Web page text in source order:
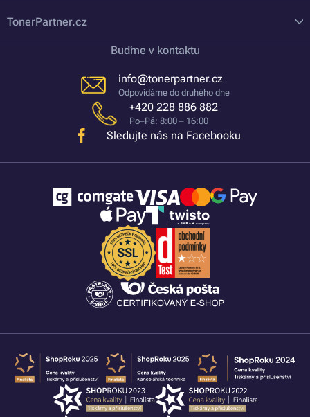
TonerPartner.cz
Buďme v kontaktu
info@tonerpartner.cz
Odpovídáme do druhého dne
+420 228 886 882
Po–Pá: 8:00 – 16:00
Sledujte nás na Facebooku